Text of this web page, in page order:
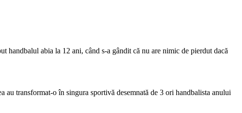
abia la 12 ani, când s-a gândit că nu are nimic de pierdut dacă
transformat-o în singura sportivă desemnată de 3 ori handbalista anului